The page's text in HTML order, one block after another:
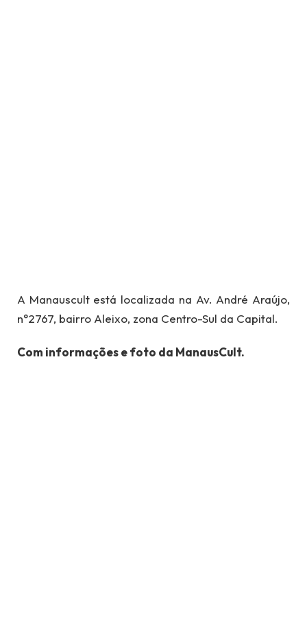
A Manauscult está localizada na Av. André Araújo,
n°2767, bairro Aleixo, zona Centro-Sul da Capital.
Com informações e foto da ManausCult.